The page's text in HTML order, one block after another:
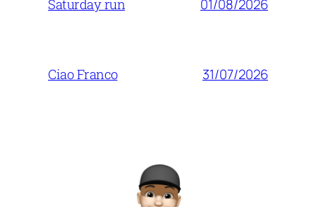
Saturday run 01/08/2026
Ciao Franco 31/07/2026